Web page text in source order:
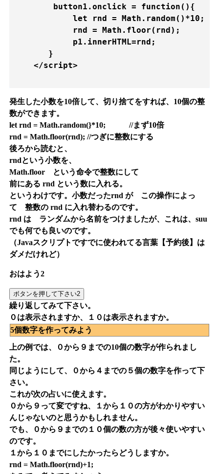
        button1.onclick = function(){
let rnd = Math.random()*10;
rnd = Math.floor(rnd);
            p1.innerHTML=rnd;
       }
    </script>
発生した小数を10倍して、切り捨てをすれば、10個の整
数ができます。
let rnd = Math.random(}*10; //まず10倍
rnd = Math.floor(rnd); //つぎに整数にする
後ろから読むと、
rndという小数を、
Math.floor という命令で整数にして
前にある rnd という数に入れる。
というわけです。小数だったrnd が この操作によっ
て 整数の rnd に入れ替わるのです。
rnd は ランダムから名前をつけましたが、これは、suu
でも何でも良いのです。
（Javaスクリプトですでに使われてる言葉【予約後】は
ダメだけれど）
おはよう2
繰り返してみて下さい。
０は表示されますか、１０は表示されますか。
5個数字を作ってみよう
上の例では、０から９までの10個の数字が作られまし
た。
同じようにして、０から４までの５個の数字を作って下
さい。
これが次の占いに使えます。
０から９って変ですね、１から１０の方がわかりやすい
んじゃないのと思うかもしれません。
でも、０から９までの１０個の数の方が後々使いやすい
のです。
１から１０までにしたかったらどうしますか。
rnd = Math.floor(rnd)+1;